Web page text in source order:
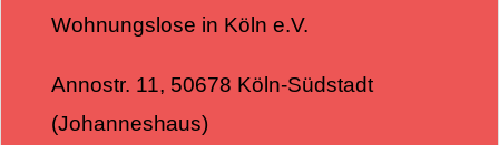
Wohnungslose in Köln e.V.
Annostr. 11, 50678 Köln-Südstadt
(Johanneshaus)